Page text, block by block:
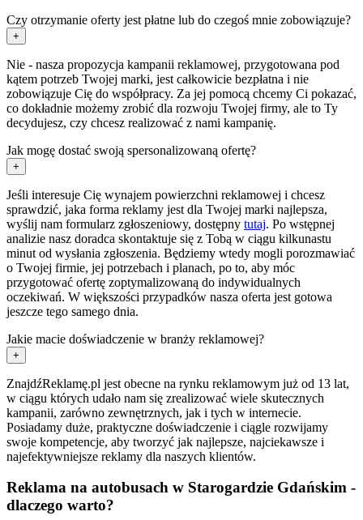
Czy otrzymanie oferty jest płatne lub do czegoś mnie zobowiązuje?
+
Nie - nasza propozycja kampanii reklamowej, przygotowana pod
kątem potrzeb Twojej marki, jest całkowicie bezpłatna i nie
zobowiązuje Cię do współpracy. Za jej pomocą chcemy Ci pokazać,
co dokładnie możemy zrobić dla rozwoju Twojej firmy, ale to Ty
decydujesz, czy chcesz realizować z nami kampanię.
Jak mogę dostać swoją spersonalizowaną ofertę?
+
Jeśli interesuje Cię wynajem powierzchni reklamowej i chcesz
sprawdzić, jaka forma reklamy jest dla Twojej marki najlepsza,
wyślij nam formularz zgłoszeniowy, dostępny tutaj. Po wstępnej
analizie nasz doradca skontaktuje się z Tobą w ciągu kilkunastu
minut od wysłania zgłoszenia. Będziemy wtedy mogli porozmawiać
o Twojej firmie, jej potrzebach i planach, po to, aby móc
przygotować ofertę zoptymalizowaną do indywidualnych
oczekiwań. W większości przypadków nasza oferta jest gotowa
jeszcze tego samego dnia.
Jakie macie doświadczenie w branży reklamowej?
+
ZnajdźReklamę.pl jest obecne na rynku reklamowym już od 13 lat,
w ciągu których udało nam się zrealizować wiele skutecznych
kampanii, zarówno zewnętrznych, jak i tych w internecie.
Posiadamy duże, praktyczne doświadczenie i ciągle rozwijamy
swoje kompetencje, aby tworzyć jak najlepsze, najciekawsze i
najefektywniejsze reklamy dla naszych klientów.
Reklama na autobusach w Starogardzie Gdańskim -
dlaczego warto?